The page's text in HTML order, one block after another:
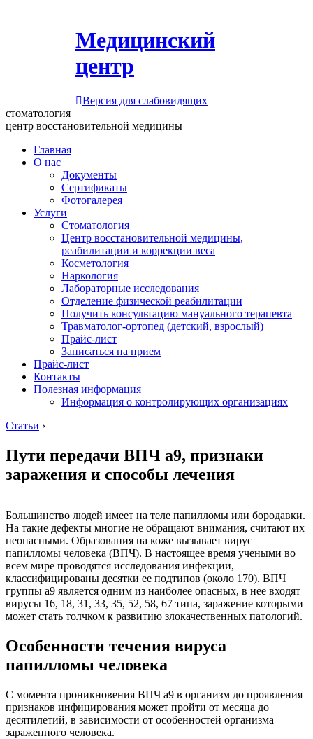
Медицинский
центр
Версия для слабовидящих
стоматология
центр восстановительной медицины
Главная
О нас
Документы
Сертификаты
Фотогалерея
Услуги
Стоматология
Центр восстановительной медицины,
реабилитации и коррекции веса
Косметология
Наркология
Лабораторные исследования
Отделение физической реабилитации
Получить консультацию мануального терапевта
Травматолог-ортопед (детский, взрослый)
Прайс-лист
Записаться на прием
Прайс-лист
Контакты
Полезная информация
Информация о контролирующих организациях
Статьи ›
Пути передачи ВПЧ а9, признаки
заражения и способы лечения
Большинство людей имеет на теле папилломы или бородавки.
На такие дефекты многие не обращают внимания, считают их
неопасными. Образования на коже вызывает вирус
папилломы человека (ВПЧ). В настоящее время учеными во
всем мире проводятся исследования инфекции,
классифицированы десятки ее подтипов (около 170). ВПЧ
группы а9 является одним из наиболее опасных, в нее входят
вирусы 16, 18, 31, 33, 35, 52, 58, 67 типа, заражение которыми
может стать толчком к развитию злокачественных патологий.
Особенности течения вируса
папилломы человека
С момента проникновения ВПЧ а9 в организм до проявления
признаков инфицирования может пройти от месяца до
десятилетий, в зависимости от особенностей организма
зараженного человека.